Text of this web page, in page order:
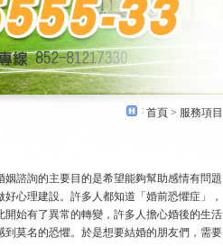
首頁 > 服務項目
諮詢的主要目的是希望能夠幫助感情有問題
心理建設。許多人都知道「婚前恐懼症」，
始有了異常的轉變，許多人擔心婚後的生活
莫名的恐懼。於是想要結婚的朋友們，需要